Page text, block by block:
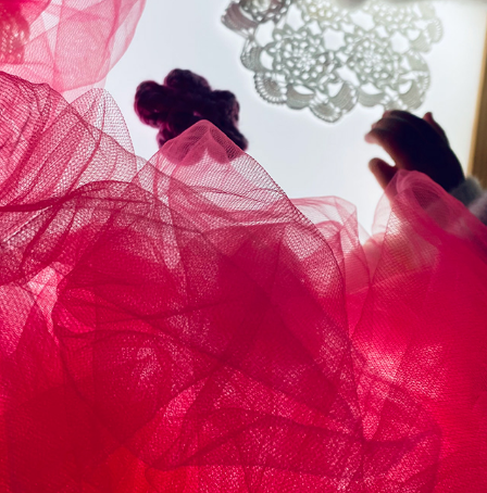
LE TEMPS DES FLEURS
2024